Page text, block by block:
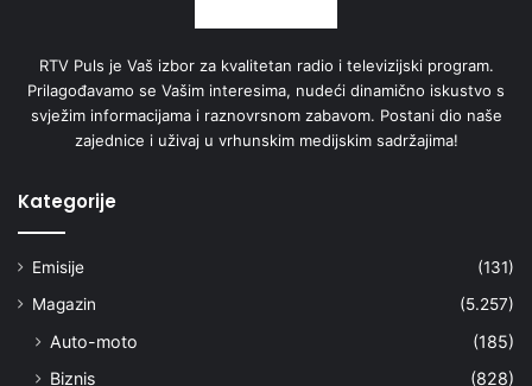
RTV Puls je Vaš izbor za kvalitetan radio i televizijski program.
Prilagođavamo se Vašim interesima, nudeći dinamično iskustvo s
svježim informacijama i raznovrsnom zabavom. Postani dio naše
zajednice i uživaj u vrhunskim medijskim sadržajima!
Kategorije
Emisije
(131)
Magazin
(5.257)
Auto-moto
(185)
Biznis
(828)